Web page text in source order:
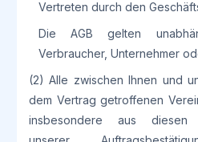
Vertreten durch den
Die AGB gelten
Verbraucher, Unternehmer
(2) Alle zwischen Ihnen und
dem Vertrag getroffenen
insbesondere aus diesen